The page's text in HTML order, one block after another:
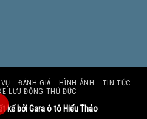
ĐÁNH GIÁ HÌNH ẢNH
TIN TỨC
LƯU ĐỘNG THỦ ĐỨC
kế bởi Gara ô tô Hiếu Thảo